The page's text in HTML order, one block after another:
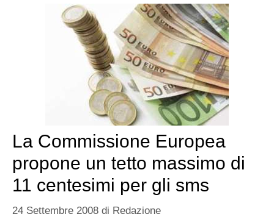
La Commissione Europea
propone un tetto massimo di
11 centesimi per gli sms
24 Settembre 2008 di Redazione